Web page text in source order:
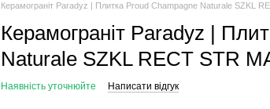
Керамограніт Paradyz | Плитка Proud Champagne Naturale SZKL
Керамограніт Paradyz |
Naturale SZKL RECT STR
Наявність уточнюйте Написати відгук